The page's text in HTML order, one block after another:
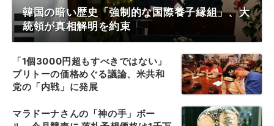
韓国の暗い歴史「強制的な国際養子縁組」、大
統領が真相解明を約束
「1個3000円超もすべきではない」
ブリトーの価格めぐる議論、米共和
党の「内戦」に発展
マラドーナさんの「神の手」ボー